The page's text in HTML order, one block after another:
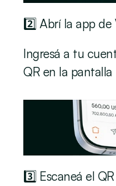
2️⃣ Abrí la app de
Ingresá a tu
QR en la pantalla
3️⃣ Escaneá el